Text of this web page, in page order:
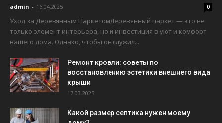
admin - 16.04.2025 0
Уход за Деревянным ПаркетомДеревянный паркет — это не
только элемент интерьера, но и инвестиция в уют и комфорт
вашего дома. Однако, чтобы он служил...
Ремонт кровли: советы по
восстановлению эстетики внешнего вида
крыши
17.03.2025
Какой размер септика нужен моему